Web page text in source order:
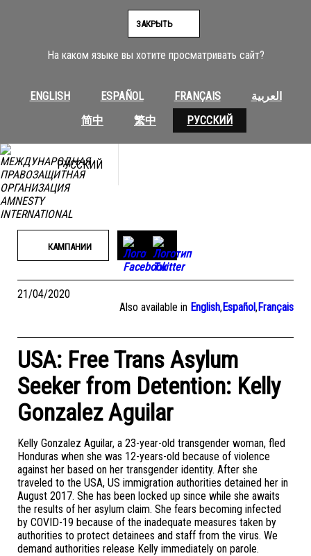
На каком языке вы хотите просматривать сайт?
ENGLISH ESPAÑOL FRANÇAIS
العربية
简中
繁中 РУССКИЙ
ЗАКРЫТЬ
РУССКИЙ
КАМПАНИИ
21/04/2020
Also available in English,Español,Français
USA: Free Trans Asylum
Seeker from Detention: Kelly
Gonzalez Aguilar
Kelly Gonzalez Aguilar, a 23-year-old transgender woman, fled
Honduras when she was 12-years-old because of violence
against her based on her transgender identity. After she
traveled to the USA, US immigration authorities detained her in
August 2017. She has been locked up since while she awaits
the results of her asylum claim. She fears becoming infected
by COVID-19 because of the inadequate measures taken by
authorities to protect detainees and staff from the virus. We
demand authorities release Kelly immediately on parole.